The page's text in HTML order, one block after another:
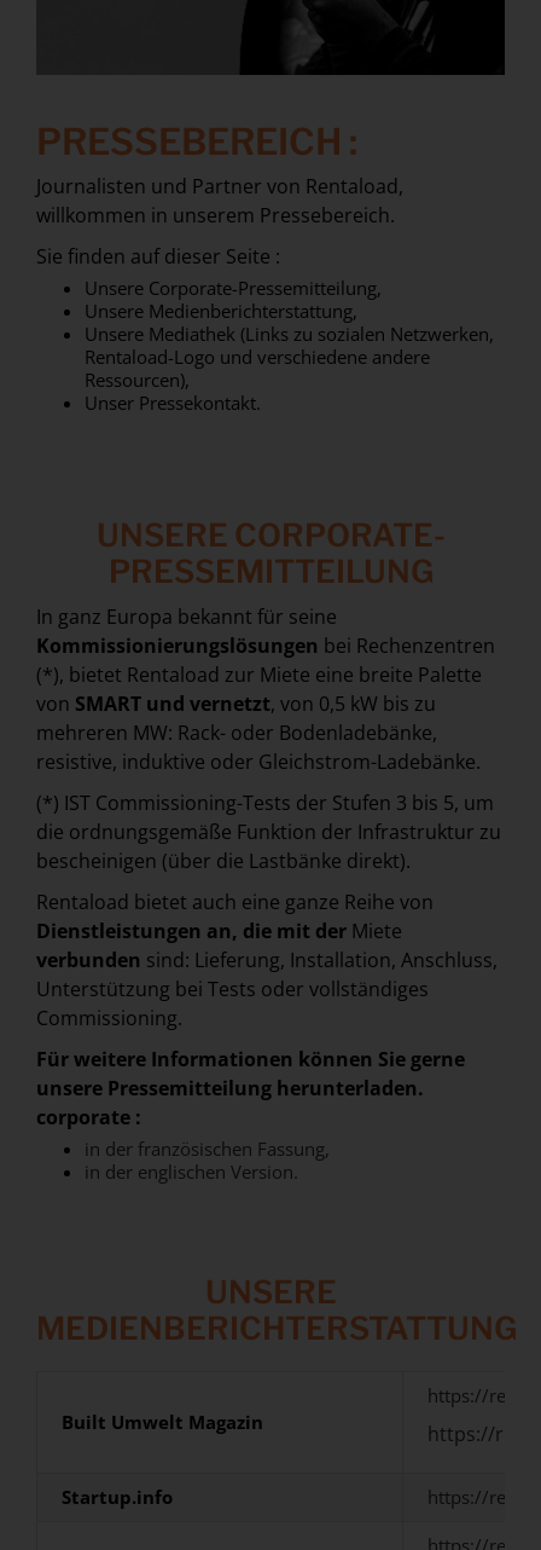
PRESSEBEREICH :
Journalisten und Partner von Rentaload,
willkommen in unserem Pressebereich.
Sie finden auf dieser Seite :
Unsere Corporate-Pressemitteilung,
Unsere Medienberichterstattung,
Unsere Mediathek (Links zu sozialen Netzwerken,
Rentaload-Logo und verschiedene andere
Ressourcen),
Unser Pressekontakt.
UNSERE CORPORATE-
PRESSEMITTEILUNG
In ganz Europa bekannt für seine
Kommissionierungslösungen bei Rechenzentren
(*), bietet Rentaload zur Miete eine breite Palette
von SMART und vernetzt, von 0,5 kW bis zu
mehreren MW: Rack- oder Bodenladebänke,
resistive, induktive oder Gleichstrom-Ladebänke.
(*) IST Commissioning-Tests der Stufen 3 bis 5, um
die ordnungsgemäße Funktion der Infrastruktur zu
bescheinigen (über die Lastbänke direkt).
Rentaload bietet auch eine ganze Reihe von
Dienstleistungen an, die mit der Miete
verbunden sind: Lieferung, Installation, Anschluss,
Unterstützung bei Tests oder vollständiges
Commissioning.
Für weitere Informationen können Sie gerne
unsere Pressemitteilung herunterladen.
corporate:
in der französischen Fassung,
in der englischen Version.
UNSERE
MEDIENBERICHTERSTATTUNG
Built Umwelt Magazin
https://
https://
Startup.info https://
https://